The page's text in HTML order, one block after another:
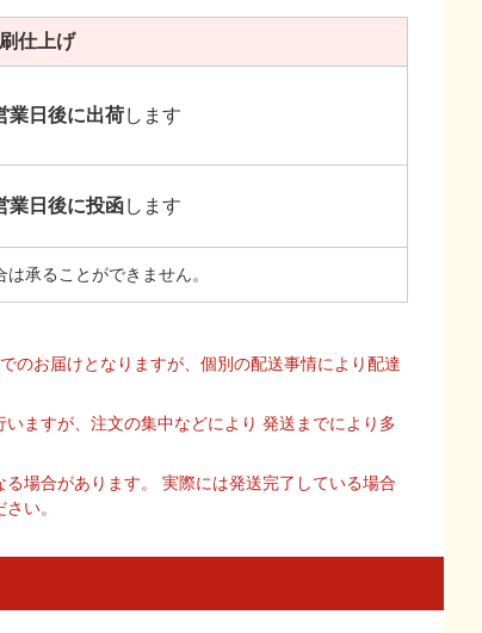
仕上げ
業日後に出荷します
業日後に投函します
承ることができません。
のお届けとなりますが、個別の配送事情により配達
ますが、注文の集中などにより 発送までにより多
場合があります。 実際には発送完了している場合
い。